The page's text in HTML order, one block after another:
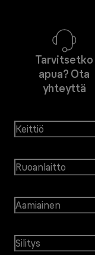
Tarvitsetko
apua? Ota
yhteyttä
Keittiö
Ruoanlaitto
Aamiainen
Silitys